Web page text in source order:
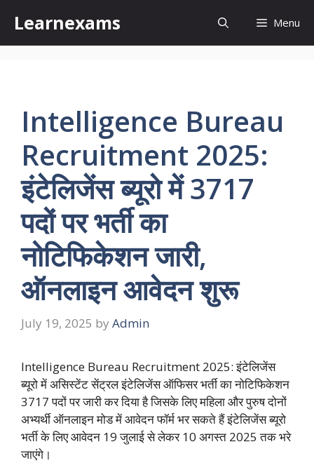
content
Learnexams Menu
Intelligence Bureau
Recruitment 2025:
इंटेलिजेंस ब्यूरो में 3717
पदों पर भर्ती का
नोटिफिकेशन जारी,
ऑनलाइन आवेदन शुरू
July 19, 2025 by Admin
Intelligence Bureau Recruitment 2025: इंटेलिजेंस
ब्यूरो में असिस्टेंट सेंट्रल इंटेलिजेंस ऑफिसर भर्ती का नोटिफिकेशन
3717 पदों पर जारी कर दिया है जिसके लिए महिला और पुरुष दोनों
अभ्यर्थी ऑनलाइन मोड में आवेदन फॉर्म भर सकते हैं इंटेलिजेंस ब्यूरो
भर्ती के लिए आवेदन 19 जुलाई से लेकर 10 अगस्त 2025 तक भरे
जाएंगे।